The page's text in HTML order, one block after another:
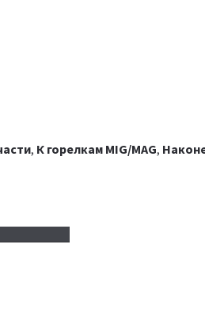
, К горелкам MIG/MAG,